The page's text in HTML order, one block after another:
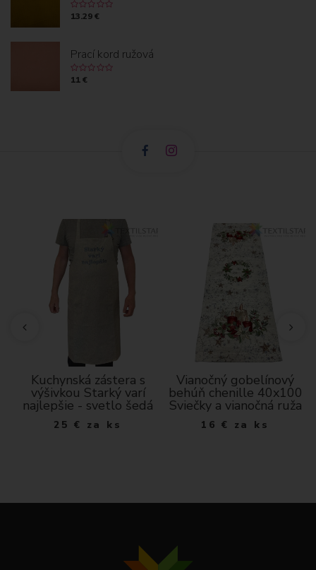
13.29 €
Prací kord ružová
11 €
Kuchynská zástera s
výšivkou Starký varí
najlepšie - svetlo šedá
25 € za ks
Vianočný gobelínový
behúň chenille 40x100
Sviečky a vianočná ruža
16 € za ks